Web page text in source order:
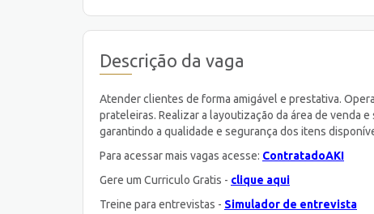
Descrição da vaga
Atender clientes de forma amigável e prestativa.
prateleiras. Realizar a layoutização da área de venda
garantindo a qualidade e segurança dos itens
Para acessar mais vagas acesse: ContratadoAKI
Gere um Curriculo Gratis - clique aqui
Treine para entrevistas - Simulador de entrevista